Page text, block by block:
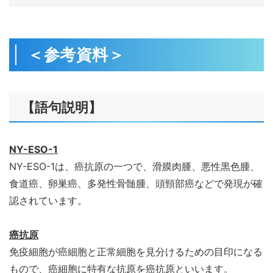
＜参考資料＞
【語句説明】
NY-ESO-1
NY-ESO-1は、癌抗原の一つで、滑膜肉腫、悪性黒色腫、
食道癌、卵巣癌、多発性骨髄腫、頭頸部癌などで発現が確
認されています。
癌抗原
免疫細胞が癌細胞と正常細胞を見分けるための目印になる
もので、癌細胞に特有な抗原を癌抗原といいます。